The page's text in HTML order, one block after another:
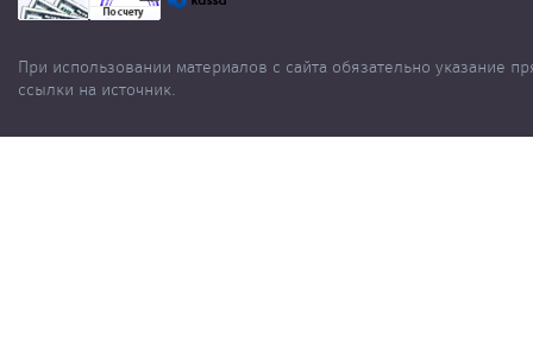
При использовании материалов с сайта обязательно указание
ссылки на источник.